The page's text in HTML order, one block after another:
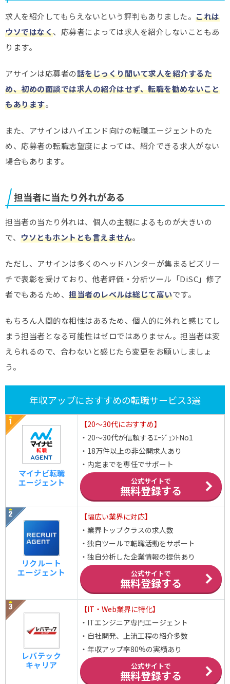
求人を紹介してもらえないという評判もありました。 これは
ウソではなく、応募者によっては求人を紹介しないこともあ
ります。
アサインは応募者の話をじっくり聞いて求人を紹介するた
め、初めの面談では求人の紹介はせず、転職を勧めないこと
もあります。
また、アサインはハイエンド向けの転職エージェントのた
め、応募者の転職志望度によっては、紹介できる求人がない
場合もあります。
担当者に当たり外れがある
担当者の当たり外れは、個人の主観によるものが大きいの
で、 ウソともホントとも言えません。
ただし、アサインは多くのヘッドハンターが集まるビズリー
チで表彰を受けており、他者評価・分析ツール「DiSC」修了
者でもあるため、 担当者のレベルは総じて高いです。
もちろん人間的な相性はあるため、個人的に外れと感じてし
まう担当者となる可能性はゼロではありません。担当者は変
えられるので、合わないと感じたら変更をお願いしましょ
う。
年収アップにおすすめの転職サービス3選
マイナビ転職
エージェント
【20～30代におすすめ】
・20～30代が信頼するｴｰｼﾞｪﾝﾄNo1
・18万件以上の非公開求人あり
・内定までを専任でサポート
公式サイトで
無料登録する
リクルート
エージェント
【幅広い業界に対応】
・業界トップクラスの求人数
・独自ツールで転職活動をサポート
・独自分析した企業情報の提供あり
公式サイトで
無料登録する
レバテック
キャリア
【IT・Web業界に特化】
・ITエンジニア専門エージェント
・自社開発、上流工程の紹介多数
・年収アップ率80%の実績あり
公式サイトで
無料登録する